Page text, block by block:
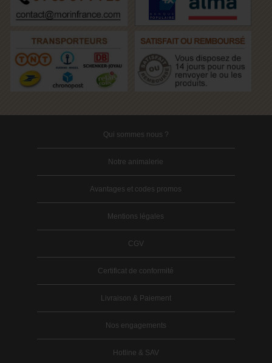
Qui sommes nous ?
Notre animalerie
Avantages et codes promos
Mentions légales
CGV
Certificat de conformité
Livraison & Paiement
Nos engagements
Hotline & SAV